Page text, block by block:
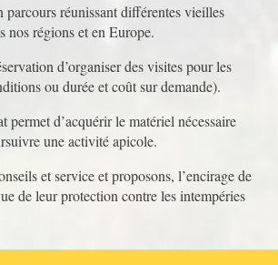
parcours réunissant différentes vieilles
nos régions et en Europe.
d’organiser des visites pour les
ou durée et coût sur demande).
permet d’acquérir le matériel nécessaire
une activité apicole.
et service et proposons, l’encirage de
de leur protection contre les intempéries